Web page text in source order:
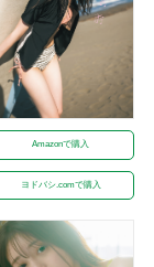
Amazonで購入
ヨドバシ.comで購入